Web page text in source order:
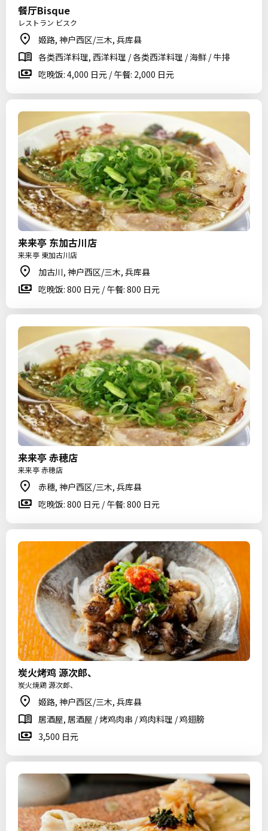
餐厅Bisque
レストラン ビスク
姬路, 神户西区/三木, 兵库县
各类西洋料理, 西洋料理 / 各类西洋料理 / 海鲜 / 牛排
吃晚饭: 4,000 日元 / 午餐: 2,000 日元
来来亭 东加古川店
来来亭 東加古川店
加古川, 神户西区/三木, 兵库县
吃晚饭: 800 日元 / 午餐: 800 日元
来来亭 赤穂店
来来亭 赤穂店
赤穗, 神户西区/三木, 兵库县
吃晚饭: 800 日元 / 午餐: 800 日元
炭火烤鸡 源次郎、
炭火焼鶏 源次郎、
姬路, 神户西区/三木, 兵库县
居酒屋, 居酒屋 / 烤鸡肉串 / 鸡肉料理 / 鸡翅膀
3,500 日元